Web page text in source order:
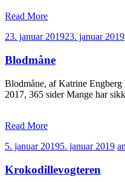
Read More
23. januar 201923. januar 2019
Blodmåne
Blodmåne, af Katrine Engberg
2017, 365 sider Mange har
Read More
5. januar 20195. januar 2019
Krokodillevogteren